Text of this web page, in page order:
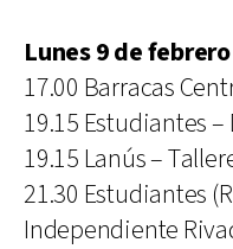
Lunes 9 de febrero
17.00 Barracas
19.15 Estudiantes
19.15 Lanús –
21.30 Estudiantes
Independiente